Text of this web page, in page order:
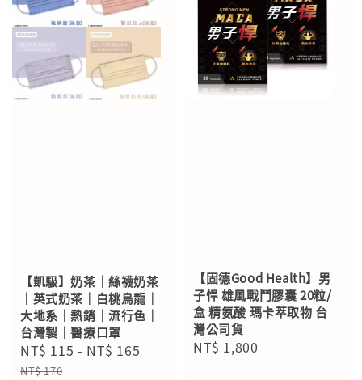
【凱馺】奶茶｜絲襪奶茶
｜英式奶茶｜白桃烏龍｜
大地系｜熱銷｜流行色｜
台灣製｜醫療口罩
Sale
price
NT$ 115 - NT$ 165
Regular
NT$ 170
【固德Good Health】男
子悍 雄風戰鬥膠囊 20粒/
盒 精氨酸 瑪卡萃取物 台
灣公司貨
Regular
NT$ 1,800